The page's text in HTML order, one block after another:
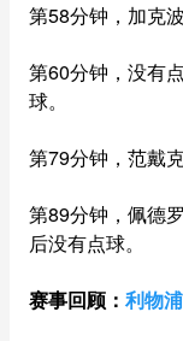
第58分钟，加克
第60分钟，没有
球。
第79分钟，范戴
第89分钟，佩德
后没有点球。
赛事回顾： 利物